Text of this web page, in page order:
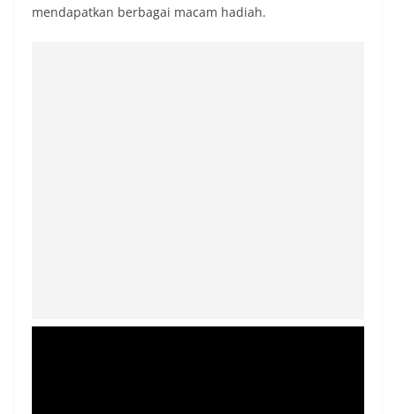
mendapatkan berbagai macam hadiah.